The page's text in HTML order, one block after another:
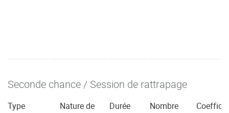
Seconde chance / Session de rattrapage
Type
Nature de
Durée
Nombre